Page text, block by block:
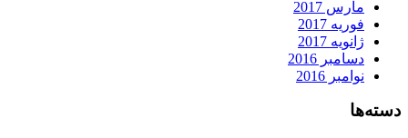
مارس 2017
فوریه 2017
ژانویه 2017
دسامبر 2016
نوامبر 2016
دسته‌ها